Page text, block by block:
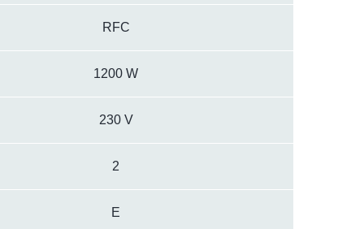
RFC
1200 W
230 V
2
E